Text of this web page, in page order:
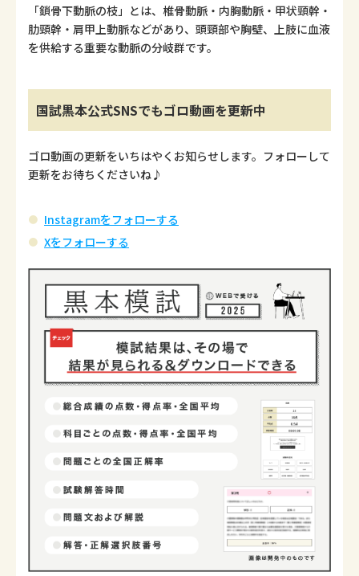
「鎖骨下動脈の枝」とは、椎骨動脈・内胸動脈・甲状頸幹・
肋頸幹・肩甲上動脈などがあり、頭頸部や胸壁、上肢に血液
を供給する重要な動脈の分岐群です。
国試黒本公式SNSでもゴロ動画を更新中
ゴロ動画の更新をいちはやくお知らせします。フォローして
更新をお待ちくださいね♪
Instagramをフォローする
Xをフォローする